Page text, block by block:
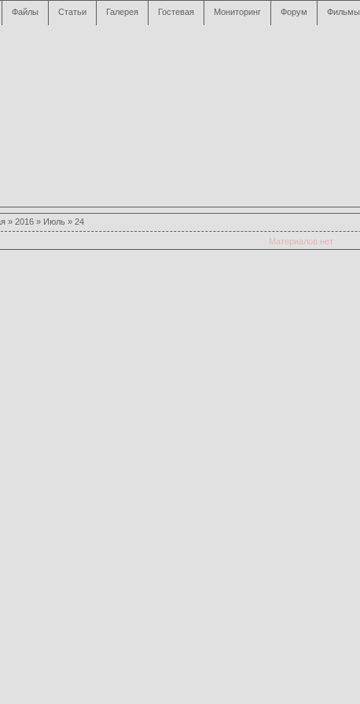
Файлы Статьи Галерея Гостевая Мониторинг Форум Фильмы
» 2016 » Июль » 24
Материалов нет